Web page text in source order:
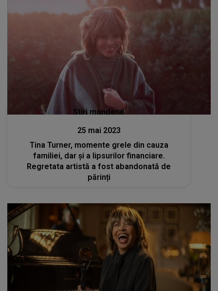
Stiri mondene
25 mai 2023
Tina Turner, momente grele din cauza
familiei, dar și a lipsurilor financiare.
Regretata artistă a fost abandonată de
părinți